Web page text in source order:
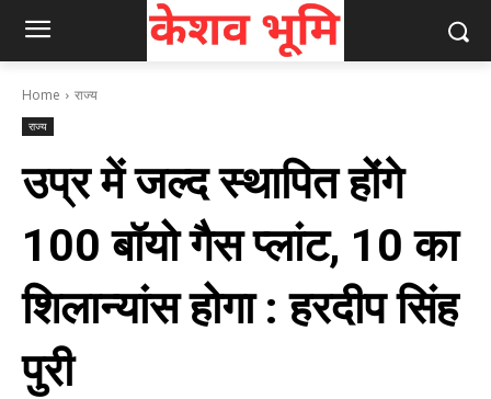
Home राज्य
राज्य
उप्र में जल्द स्थापित होंगे
100 बॉयो गैस प्लांट, 10 का
शिलान्‍यांस होगा : हरदीप सिंह
पुरी